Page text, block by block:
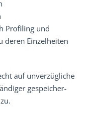
Profiling und
deren Einzelheiten
auf unverzügliche
gespeicher-